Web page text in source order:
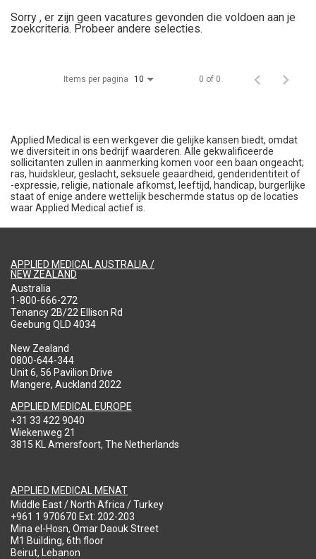
Sorry , er zijn geen vacatures gevonden die voldoen aan je
zoekcriteria. Probeer andere selecties.
Items per pagina 10 0 of 0
Applied Medical is een werkgever die gelijke kansen biedt, omdat
we diversiteit in ons bedrijf waarderen. Alle gekwalificeerde
sollicitanten zullen in aanmerking komen voor een baan ongeacht;
ras, huidskleur, geslacht, seksuele geaardheid, genderidentiteit of
-expressie, religie, nationale afkomst, leeftijd, handicap, burgerlijke
staat of enige andere wettelijk beschermde status op de locaties
waar Applied Medical actief is.
APPLIED MEDICAL AUSTRALIA /
NEW ZEALAND
Australia
1-800-666-272
Tenancy 2B/22 Ellison Rd
Geebung QLD 4034
New Zealand
0800-644-344
Unit 6, 56 Pavilion Drive
Mangere, Auckland 2022
APPLIED MEDICAL EUROPE
+31 33 422 9040
Wiekenweg 21
3815 KL Amersfoort, The Netherlands
APPLIED MEDICAL MENAT
Middle East / North Africa / Turkey
+961 1 970670 Ext: 202-203
Mina el-Hosn, Omar Daouk Street
M1 Building, 6th floor
Beirut, Lebanon